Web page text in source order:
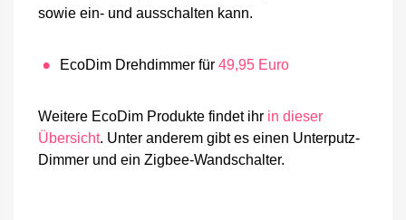
sowie ein- und ausschalten kann.
EcoDim Drehdimmer für 49,95 Euro
Weitere EcoDim Produkte findet ihr in dieser
Übersicht. Unter anderem gibt es einen Unterputz-
Dimmer und ein Zigbee-Wandschalter.